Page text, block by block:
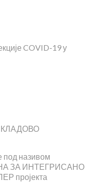
COVID-19 у
под називом
ЗА ИНТЕГРИСАНО
пројекта